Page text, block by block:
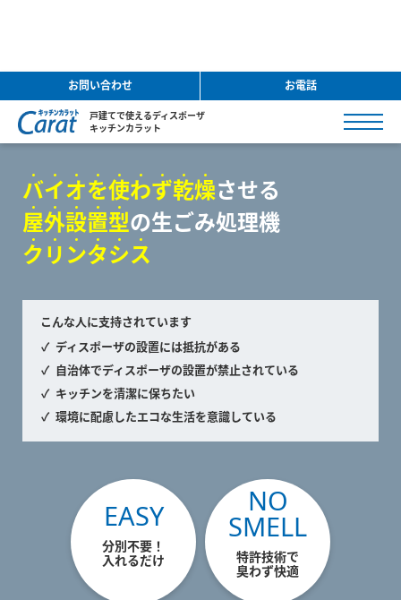
お問い合わせ お電話
戸建てで使えるディスポーザ
キッチンカラット
バイオを使わず乾燥させる
屋外設置型の生ごみ処理機
クリ ンタシス
こんな人に支持されています
ディスポーザの設置には抵抗がある
自治体でディスポーザの設置が禁止されている
キッチンを清潔に保ちたい
環境に配慮したエコな生活を意識している
EASY
分別不要！
入れるだけ
NO
SMELL
特許技術で
臭わず快適